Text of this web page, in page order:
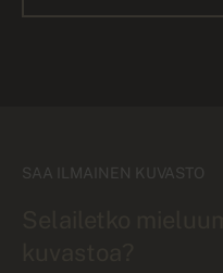
SAA ILMAINEN KUVASTO